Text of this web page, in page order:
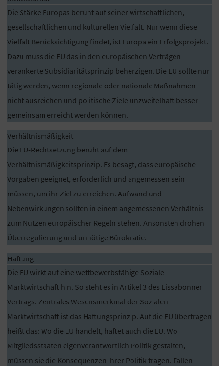
Die Stärke Europas beruht auf seiner wirtschaftlichen,
gesellschaftlichen und kulturellen Vielfalt. Nur wenn diese
Vielfalt Berücksichtigung findet, ist Europa ein Erfolgsprojekt.
Dazu muss die EU das in den europäischen Verträgen
verankerte Subsidiaritätsprinzip beherzigen. Die EU sollte nur
tätig werden, wenn regionale oder nationale Maßnahmen
nicht ausreichen und politische Ziele unzweifelhaft besser
gemeinsam erreicht werden können.
Verhältnismäßigkeit
Die EU-Rechtsetzung beruht auf dem
Verhältnismäßigkeitsprinzip. Es besagt, dass europäische
Vorgaben geeignet, erforderlich und angemessen sein
müssen, um ihr Ziel zu erreichen. Aufwand und
Nebenwirkungen sollten in einem angemessenen Verhältnis
zum Nutzen europäischer Regeln stehen. Ansonsten drohen
Überregulierung und unnötige Bürokratie.
Haftung
Die EU wirkt auf eine wettbewerbsfähige Soziale
Marktwirtschaft hin. So steht es in Artikel 3 des Lissabonner
Vertrags. Zentrales Wesensmerkmal der Sozialen
Marktwirtschaft ist das Haftungsprinzip. Auf die EU übertragen
heißt das: Wo die EU handelt, haftet auch die EU. Wo
Mitgliedsstaaten eigenverantwortlich Politik gestalten,
müssen sie die Konsequenzen ihrer Politik tragen. Fallen